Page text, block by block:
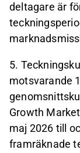
deltagare är
5.
motsvarande
Growth
maj 2026 till
framräknade